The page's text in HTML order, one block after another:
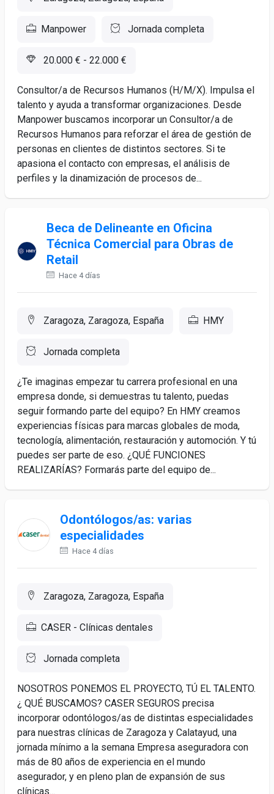
Manpower Jornada completa
20.000 € - 22.000 €
Consultor/a de Recursos Humanos (H/M/X). Impulsa el
talento y ayuda a transformar organizaciones. Desde
Manpower buscamos incorporar un Consultor/a de
Recursos Humanos para reforzar el área de gestión de
personas en clientes de distintos sectores. Si te
apasiona el contacto con empresas, el análisis de
perfiles y la dinamización de procesos de...
Beca de Delineante en Oficina
Técnica Comercial para Obras de
Retail
Hace 4 días
Zaragoza, Zaragoza, España HMY
Jornada completa
¿Te imaginas empezar tu carrera profesional en una
empresa donde, si demuestras tu talento, puedas
seguir formando parte del equipo? En HMY creamos
experiencias físicas para marcas globales de moda,
tecnología, alimentación, restauración y automoción. Y tú
puedes ser parte de eso. ¿QUÉ FUNCIONES
REALIZARÍAS? Formarás parte del equipo de...
Odontólogos/as: varias
especialidades
Hace 4 días
Zaragoza, Zaragoza, España
CASER - Clínicas dentales
Jornada completa
NOSOTROS PONEMOS EL PROYECTO, TÚ EL TALENTO.
¿ QUÉ BUSCAMOS? CASER SEGUROS precisa
incorporar odontólogos/as de distintas especialidades
para nuestras clínicas de Zaragoza y Calatayud, una
jornada mínimo a la semana Empresa aseguradora con
más de 80 años de experiencia en el mundo
asegurador, y en pleno plan de expansión de sus
clínicas...